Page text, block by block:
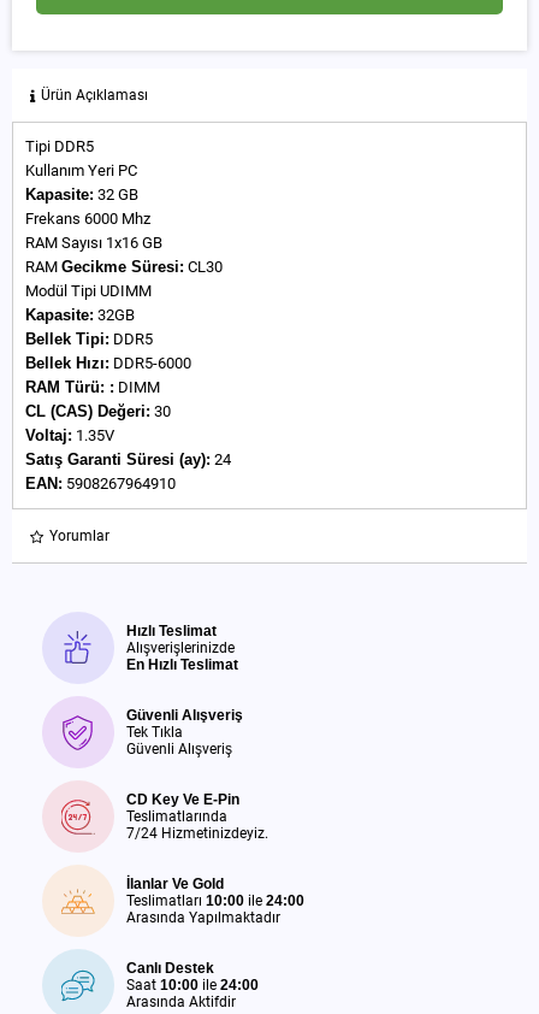
Ürün Açıklaması
Tipi DDR5
Kullanım Yeri PC
Kapasite: 32 GB
Frekans 6000 Mhz
RAM Sayısı 1x16 GB
RAM Gecikme Süresi: CL30
Modül Tipi UDIMM
Kapasite: 32GB
Bellek Tipi: DDR5
Bellek Hızı: DDR5-6000
RAM Türü: : DIMM
CL (CAS) Değeri: 30
Voltaj: 1.35V
Satış Garanti Süresi (ay): 24
EAN: 5908267964910
Yorumlar
Hızlı Teslimat
Alışverişlerinizde
En Hızlı Teslimat
Güvenli Alışveriş
Tek Tıkla
Güvenli Alışveriş
CD Key Ve E-Pin
Teslimatlarında
7/24 Hizmetinizdeyiz.
İlanlar Ve Gold
Teslimatları 10:00 ile 24:00
Arasında Yapılmaktadır
Canlı Destek
Saat 10:00 ile 24:00
Arasında Aktifdir